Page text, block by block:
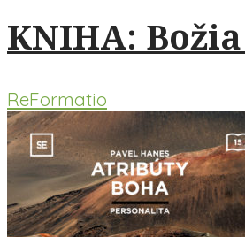
KNIHA:
ReFormatio